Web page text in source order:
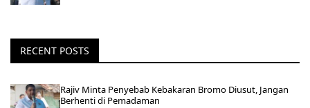
RECENT POSTS
Rajiv Minta Penyebab Kebakaran Bromo Diusut, Jangan
Berhenti di Pemadaman